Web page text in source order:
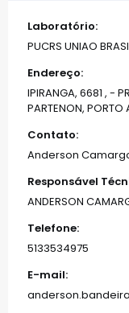
Laboratório:
PUCRS UNIAO
Endereço:
IPIRANGA, 6681 , -
PARTENON,
Contato:
Anderson
Responsável
ANDERSON
Telefone:
5133534975
E-mail: